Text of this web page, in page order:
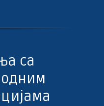
са